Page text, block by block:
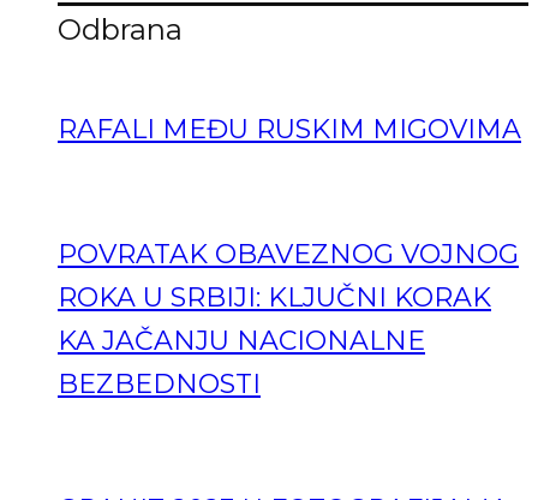
Odbrana
RAFALI MEĐU RUSKIM MIGOVIMA
POVRATAK OBAVEZNOG VOJNOG
ROKA U SRBIJI: KLJUČNI KORAK
KA JAČANJU NACIONALNE
BEZBEDNOSTI